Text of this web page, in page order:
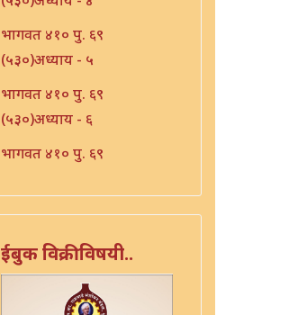
भागवत ४१० पु. ६९
(५३०)अध्याय - ५
भागवत ४१० पु. ६९
(५३०)अध्याय - ६
भागवत ४१० पु. ६९
भारत - ४१० पु १०६ (५६७)
भारत - ४१० पु १०८(५६९)
भारत ४१० पु. ९०(५५१)
ईबुक विक्रीविषयी..